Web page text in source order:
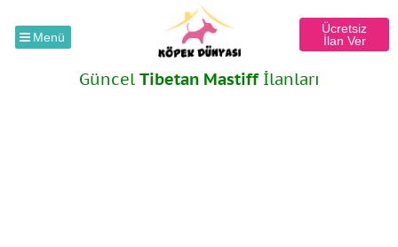
Menü
Ücretsiz
İlan Ver
Güncel Tibetan Mastiffİlanları